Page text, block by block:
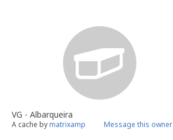
VG - Albarqueira
A cache bymatrixamp Message this owner